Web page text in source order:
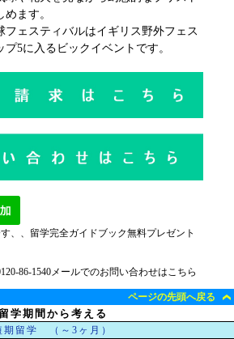
ます。
フェスティバルはイギリス野外フェス
プ5に入るビックイベントです。
ページの先頭へ戻る
留学期間から考える
期留学 （～3ヶ月）